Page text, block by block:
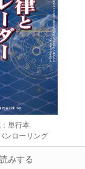
単行本
ンローリング
みする